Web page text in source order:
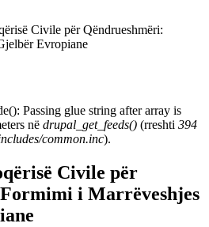
Civile për Qëndrueshmëri:
Evropiane
Passing glue string after array is
në drupal_get_feeds() (rreshti 394
common.inc).
Civile për
i Marrëveshjes